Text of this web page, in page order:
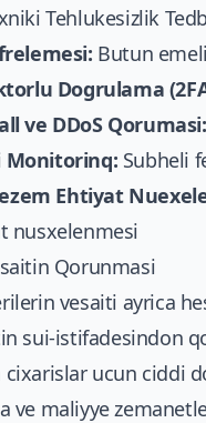
Tehlukesizlik
Butun
Dogrulama
ve DDoS Qorumasi:
Monitorinq: Subheli
Ehtiyat
nusxelenmesi
Qorunmasi
vesaiti ayrica
sui-istifadesindon
cixarislar ucun ciddi
ve maliyye